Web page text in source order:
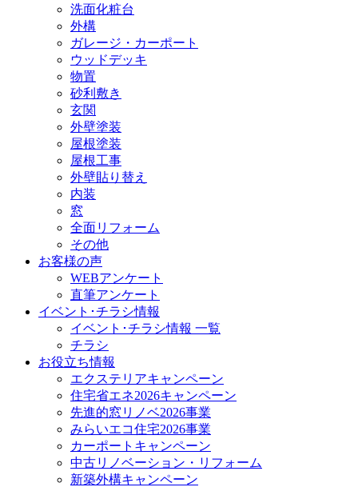
洗面化粧台
外構
ガレージ・カーポート
ウッドデッキ
物置
砂利敷き
玄関
外壁塗装
屋根塗装
屋根工事
外壁貼り替え
内装
窓
全面リフォーム
その他
お客様の声
WEBアンケート
直筆アンケート
イベント･チラシ情報
イベント･チラシ情報 一覧
チラシ
お役立ち情報
エクステリアキャンペーン
住宅省エネ2026キャンペーン
先進的窓リノベ2026事業
みらいエコ住宅2026事業
カーポートキャンペーン
中古リノベーション・リフォーム
新築外構キャンペーン